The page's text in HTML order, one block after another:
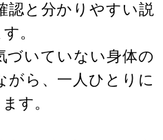
認と分かりやすい説
。
づいていない身体の
がら、一人ひとりに
す。